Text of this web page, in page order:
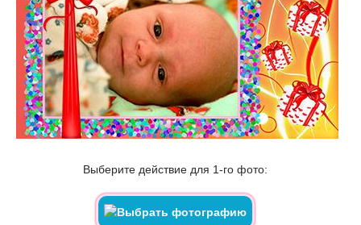
Выберите действие для 1-го фото: